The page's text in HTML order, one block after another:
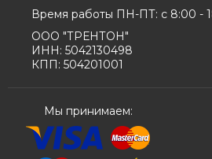
Время работы ПН-ПТ: с 8:00 -
ООО "ТРЕНТОН"
ИНН: 5042130498
КПП: 504201001
Мы принимаем: